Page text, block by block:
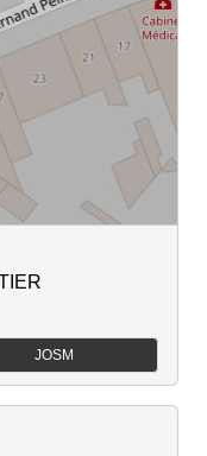
JOSM